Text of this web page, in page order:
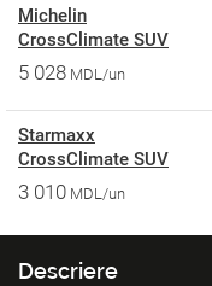
Michelin
CrossClimate SUV
5 028 MDL/un
Starmaxx
CrossClimate SUV
3 010 MDL/un
Descriere